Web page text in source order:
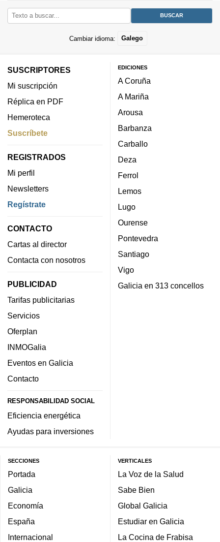
Cambiar idioma: Galego
SUSCRIPTORES
Mi suscripción
Réplica en PDF
Hemeroteca
Suscríbete
REGISTRADOS
Mi perfil
Newsletters
Regístrate
CONTACTO
Cartas al director
Contacta con nosotros
PUBLICIDAD
Tarifas publicitarias
Servicios
Oferplan
INMOGalia
Eventos en Galicia
Contacto
RESPONSABILIDAD SOCIAL
Eficiencia energética
Ayudas para inversiones
EDICIONES
A Coruña
A Mariña
Arousa
Barbanza
Carballo
Deza
Ferrol
Lemos
Lugo
Ourense
Pontevedra
Santiago
Vigo
Galicia en 313 concellos
SECCIONES
Portada
Galicia
Economía
España
Internacional
VERTICALES
La Voz de la Salud
Sabe Bien
Global Galicia
Estudiar en Galicia
La Cocina de Frabisa